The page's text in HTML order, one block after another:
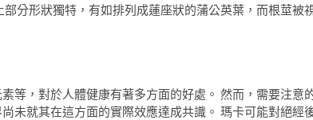
分形狀獨特，有如排列成蓮座狀的蒲公英葉，而根莖被
等，對於人體健康有著多方面的好處。 然而，需要注意
未就其在這方面的實際效應達成共識。 瑪卡可能對絕經